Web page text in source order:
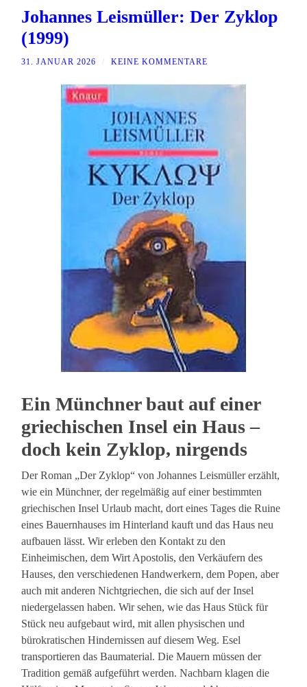
Johannes Leismüller: Der Zyklop
(1999)
31. JANUAR 2026 KEINE KOMMENTARE
Ein Münchner baut auf einer
griechischen Insel ein Haus –
doch kein Zyklop, nirgends
Der Roman „Der Zyklop“ von Johannes Leismüller erzählt,
wie ein Münchner, der regelmäßig auf einer bestimmten
griechischen Insel Urlaub macht, dort eines Tages die Ruine
eines Bauernhauses im Hinterland kauft und das Haus neu
aufbauen lässt. Wir erleben den Kontakt zu den
Einheimischen, dem Wirt Apostolis, den Verkäufern des
Hauses, den verschiedenen Handwerkern, dem Popen, aber
auch mit anderen Nichtgriechen, die sich auf der Insel
niedergelassen haben. Wir sehen, wie das Haus Stück für
Stück neu aufgebaut wird, mit allen physischen und
bürokratischen Hindernissen auf diesem Weg. Esel
transportieren das Baumaterial. Die Mauern müssen der
Tradition gemäß aufgeführt werden. Nachbarn klagen die